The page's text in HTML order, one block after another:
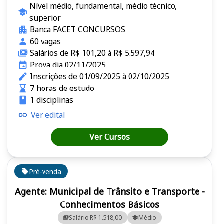
Pré-venda
Agente: Municipal de Trânsito e Transporte -
Conhecimentos Básicos
Salário R$ 1.518,00 Médio
Nível médio, fundamental, médio técnico,
superior
Banca FACET CONCURSOS
60 vagas
Salários de R$ 101,20 à R$ 5.597,94
Prova dia 02/11/2025
Inscrições de 01/09/2025 à 02/10/2025
7 horas de estudo
1 disciplinas
Ver edital
Ver Cursos